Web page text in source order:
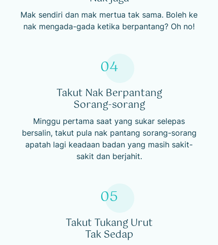
Mak sendiri dan mak mertua tak sama. Boleh ke
nak mengada-gada ketika berpantang? Oh no!
04
Takut Nak Berpantang
Sorang-sorang
Minggu pertama saat yang sukar selepas
bersalin, takut pula nak pantang sorang-sorang
apatah lagi keadaan badan yang masih sakit-
sakit dan berjahit.
05
Takut Tukang Urut
Tak Sedap